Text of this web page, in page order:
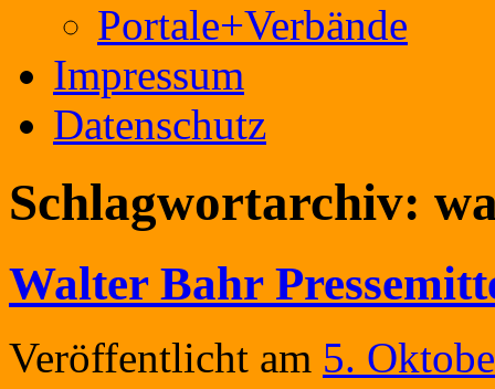
Portale+Verbände
Impressum
Datenschutz
Schlagwortarchiv:
Walter Bahr
Veröffentlicht am 5.